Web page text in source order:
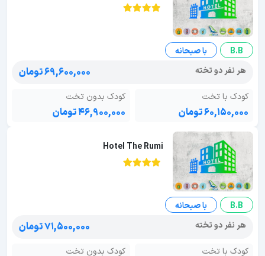
B.B
با صبحانه
هر نفر دو تخته
۶۹,۶۰۰,۰۰۰ تومان
کودک با تخت
۶۰,۱۵۰,۰۰۰ تومان
کودک بدون تخت
۴۶,۹۰۰,۰۰۰ تومان
Hotel The Rumi
B.B
با صبحانه
هر نفر دو تخته
۷۱,۵۰۰,۰۰۰ تومان
کودک با تخت کودک بدون تخت